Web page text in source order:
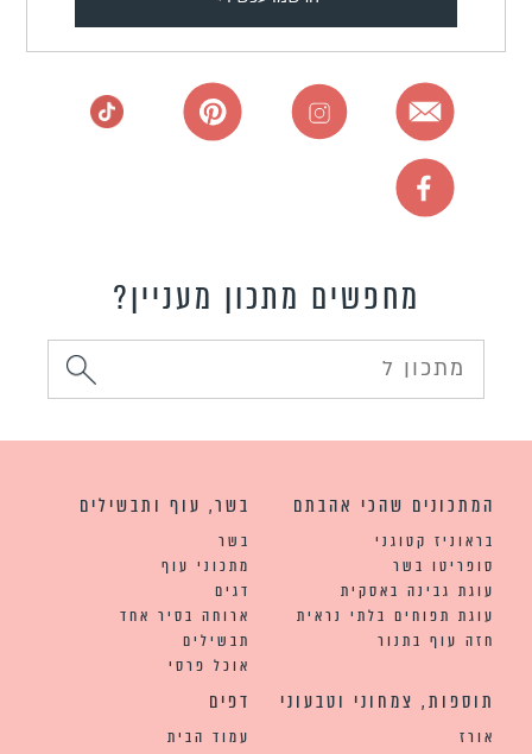
מחפשים מתכון מעניין?
המתכונים שהכי אהבתם
בראוניז קטוגני
סופריטו בשר
עוגת גבינה באסקית
עוגת תפוחים בלתי נראית
חזה עוף בתנור
בשר, עוף ותבשילים
בשר
מתכוני עוף
דגים
ארוחה בסיר אחד
תבשילים
אוכל פרסי
תוספות, צמחוני וטבעוני
אורז
דפים
עמוד הבית